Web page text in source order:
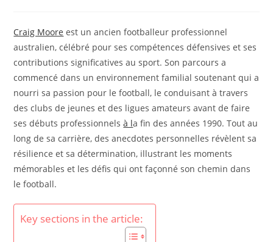
Craig Moore est un ancien footballeur professionnel
australien, célébré pour ses compétences défensives et ses
contributions significatives au sport. Son parcours a
commencé dans un environnement familial soutenant qui a
nourri sa passion pour le football, le conduisant à travers
des clubs de jeunes et des ligues amateurs avant de faire
ses débuts professionnelsà la fin des années 1990. Tout au
long de sa carrière, des anecdotes personnelles révèlent sa
résilience et sa détermination, illustrant les moments
mémorables et les défis qui ont façonné son chemin dans
le football.
Key sections in the article: